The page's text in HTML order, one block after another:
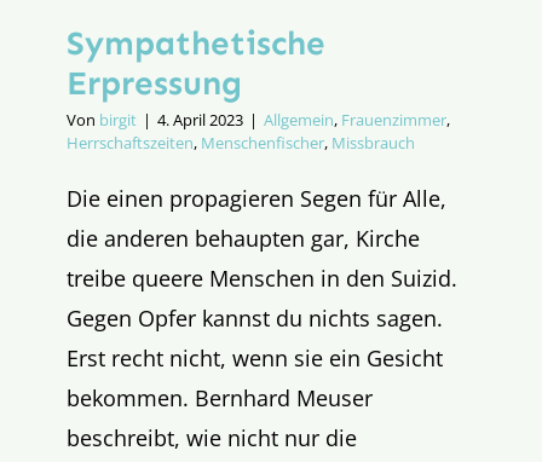
Sympathetische
Erpressung
Von birgit | 4. April 2023 | Allgemein, Frauenzimmer,
Herrschaftszeiten, Menschenfischer, Missbrauch
Die einen propagieren Segen für Alle,
die anderen behaupten gar, Kirche
treibe queere Menschen in den Suizid.
Gegen Opfer kannst du nichts sagen.
Erst recht nicht, wenn sie ein Gesicht
bekommen. Bernhard Meuser
beschreibt, wie nicht nur die